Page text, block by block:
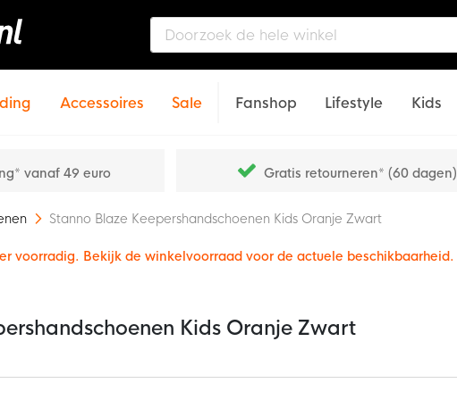
Accessoires Sale Fanshop Lifestyle Kids
vanaf 49 euro Gratis retourneren* (60 dagen)
Stanno Blaze Keepershandschoenen Kids Oranje Zwart
voorradig. Bekijk de winkelvoorraad voor de actuele beschikbaarheid.
Kids Oranje Zwart